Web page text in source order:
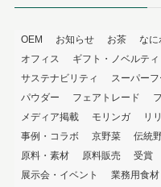
OEM お知らせ お茶 なに
オフィス
ギフト・ノベルティ
サステナビリティ
スーパー
パウダー
フェアトレード
メディア掲載
モリンガ リ
事例・コラボ
京野菜 伝統
原料・素材
原料販売 受賞
展示会・イベント
業務用食材